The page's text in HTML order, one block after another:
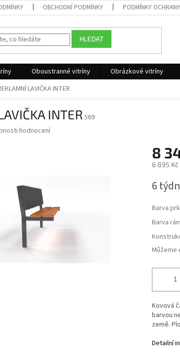
OBCHODNÍ PODMÍNKY PODMÍNKY
HLEDAT
Oboustranné vitríny Obrázkové vitríny
LAVIČKA INTER
INTER569
hodnocení
8
6 895 Kč
cena:
6
Barva
Barva
Můžeme
Kovová
barvou
země.
Detailní